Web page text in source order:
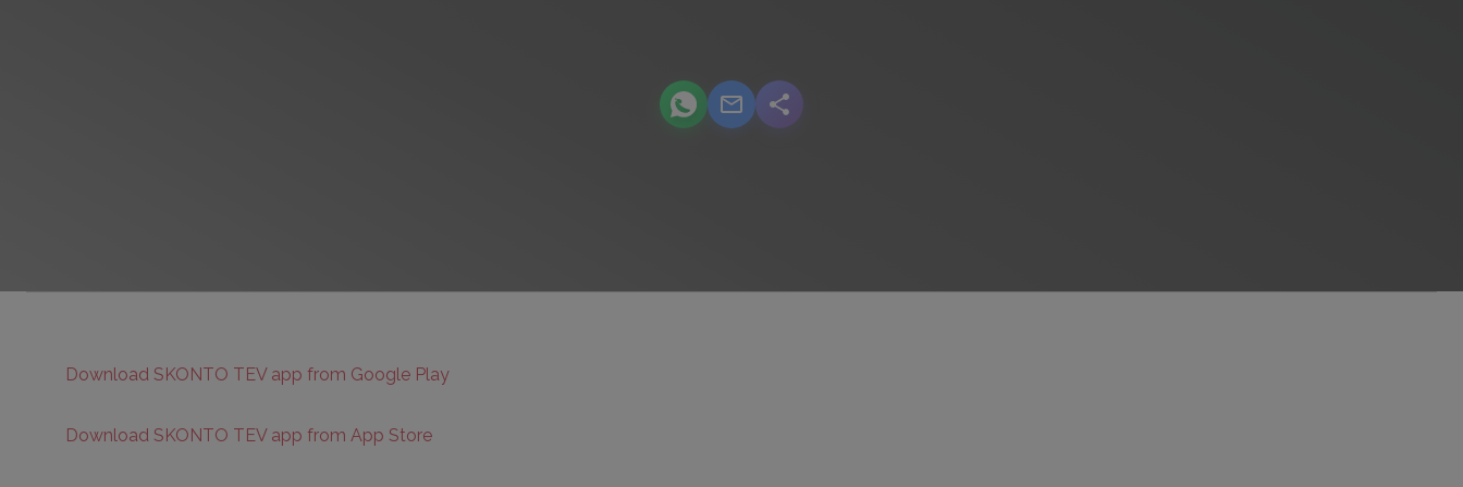
podcast.share-title WhatsApp
podcast.share-title Email
podcast.share-title
Download SKONTO TEV app from Google Play
Download SKONTO TEV app from App Store